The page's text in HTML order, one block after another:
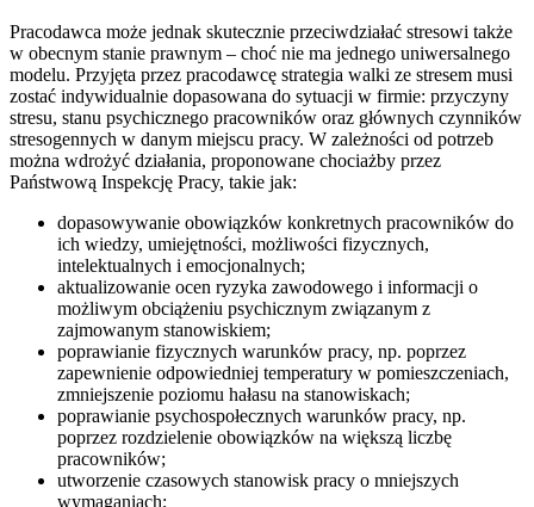
Pracodawca może jednak skutecznie przeciwdziałać stresowi także
w obecnym stanie prawnym – choć nie ma jednego uniwersalnego
modelu. Przyjęta przez pracodawcę strategia walki ze stresem musi
zostać indywidualnie dopasowana do sytuacji w firmie: przyczyny
stresu, stanu psychicznego pracowników oraz głównych czynników
stresogennych w danym miejscu pracy. W zależności od potrzeb
można wdrożyć działania, proponowane chociażby przez
Państwową Inspekcję Pracy, takie jak:
dopasowywanie obowiązków konkretnych pracowników do
ich wiedzy, umiejętności, możliwości fizycznych,
intelektualnych i emocjonalnych;
aktualizowanie ocen ryzyka zawodowego i informacji o
możliwym obciążeniu psychicznym związanym z
zajmowanym stanowiskiem;
poprawianie fizycznych warunków pracy, np. poprzez
zapewnienie odpowiedniej temperatury w pomieszczeniach,
zmniejszenie poziomu hałasu na stanowiskach;
poprawianie psychospołecznych warunków pracy, np.
poprzez rozdzielenie obowiązków na większą liczbę
pracowników;
utworzenie czasowych stanowisk pracy o mniejszych
wymaganiach;